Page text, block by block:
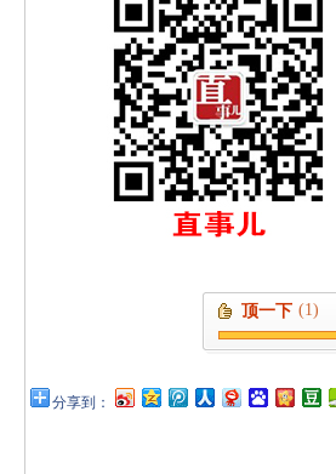
顶一下 (1)
分享到：